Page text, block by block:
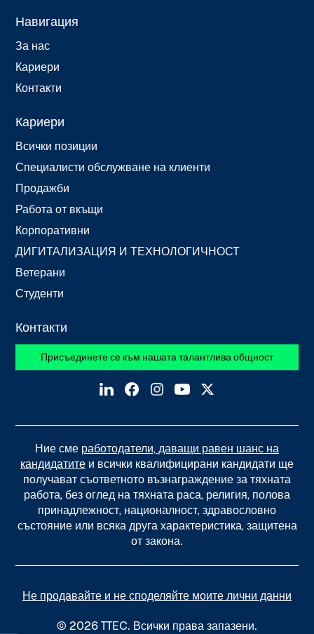
Навигация
За нас
Кариери
Контакти
Кариери
Всички позиции
Специалисти обслужване на клиенти
Продажби
Работа от вкъщи
Корпоративни
ДИГИТАЛИЗАЦИЯ И ТЕХНОЛОГИЧНОСТ
Ветерани
Студенти
Контакти
Присъединете се към нашата талантлива общност
Ние сме работодатели, даващи равен шанс на
кандидатите и всички квалифицирани кандидати ще
получават съответното възнаграждение за тяхната
работа, без оглед на тяхната раса, религия, полова
принадлежност, националност, здравословно
състояние или всяка друга характеристика, защитена
от закона.
Не продавайте и не споделяйте моите лични данни
© 2026 TTEC. Всички права запазени.